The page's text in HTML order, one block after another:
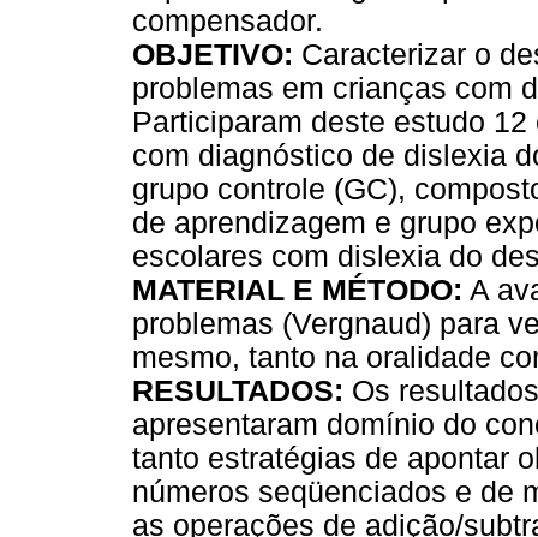
compensador.
OBJETIVO: Caracterizar o
problemas em crianças com
Participaram deste estudo
com diagnóstico de dislexia
grupo controle (GC),
de aprendizagem e grupo
escolares com dislexia do
MATERIAL E MÉTODO: A
problemas (Vergnaud) para
mesmo, tanto na oralidade
RESULTADOS: Os
apresentaram domínio do
tanto estratégias de apontar
números seqüenciados e de
as operações de adição/